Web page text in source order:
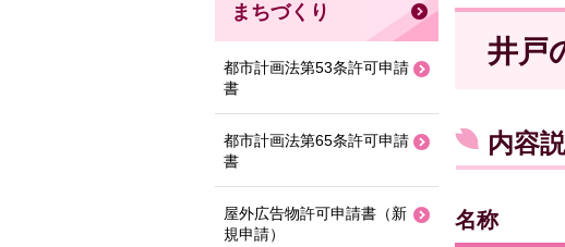
井戸
内容
名称
まちづくり
都市計画法第53条許可申請
書
都市計画法第65条許可申請
書
屋外広告物許可申請書（新
規申請）